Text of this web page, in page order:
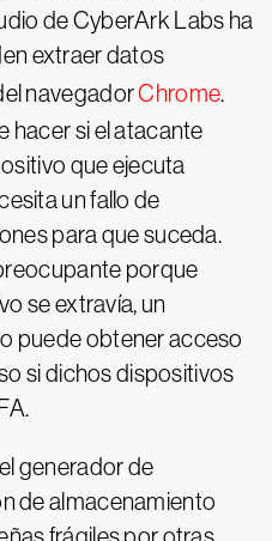
de CyberArk Labs ha
extraer datos
navegadorChrome.
hacer si el atacante
que ejecuta
un fallo de
para que suceda.
porque
se extravía, un
puede obtener acceso
si dichos dispositivos
generador de
de almacenamiento